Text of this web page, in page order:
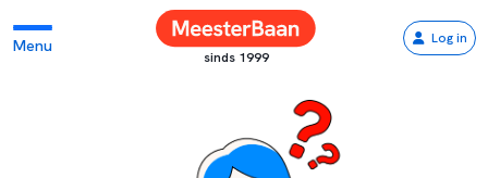
Menu
sinds 1999
Log in